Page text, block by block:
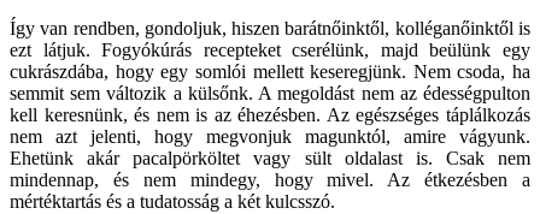
Így van rendben, gondoljuk, hiszen barátnőinktől, kolléganőinktől is
ezt látjuk. Fogyókúrás recepteket cserélünk, majd beülünk egy
cukrászdába, hogy egy somlói mellett keseregjünk. Nem csoda, ha
semmit sem változik a külsőnk. A megoldást nem az édességpulton
kell keresnünk, és nem is az éhezésben. Az egészséges táplálkozás
nem azt jelenti, hogy megvonjuk magunktól, amire vágyunk.
Ehetünk akár pacalpörköltet vagy sült oldalast is. Csak nem
mindennap, és nem mindegy, hogy mivel. Az étkezésben a
mértéktartás és a tudatosság a két kulcsszó.